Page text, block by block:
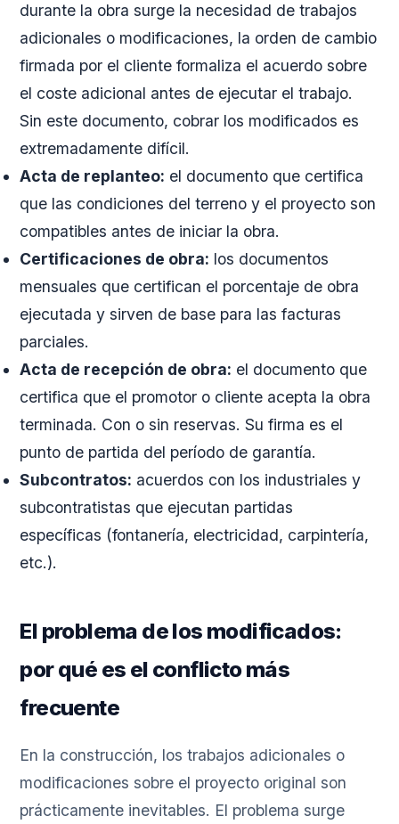
durante la obra surge la necesidad de trabajos
adicionales o modificaciones, la orden de cambio
firmada por el cliente formaliza el acuerdo sobre
el coste adicional antes de ejecutar el trabajo.
Sin este documento, cobrar los modificados es
extremadamente difícil.
Acta de replanteo: el documento que certifica
que las condiciones del terreno y el proyecto son
compatibles antes de iniciar la obra.
Certificaciones de obra: los documentos
mensuales que certifican el porcentaje de obra
ejecutada y sirven de base para las facturas
parciales.
Acta de recepción de obra: el documento que
certifica que el promotor o cliente acepta la obra
terminada. Con o sin reservas. Su firma es el
punto de partida del período de garantía.
Subcontratos: acuerdos con los industriales y
subcontratistas que ejecutan partidas
específicas (fontanería, electricidad, carpintería,
etc.).
El problema de los modificados:
por qué es el conflicto más
frecuente
En la construcción, los trabajos adicionales o
modificaciones sobre el proyecto original son
prácticamente inevitables. El problema surge